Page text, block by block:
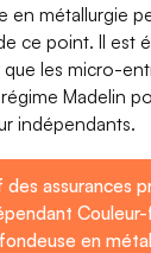
en métallurgie
ce point. Il est
les micro-
Madelin
indépendants.
assurances
en